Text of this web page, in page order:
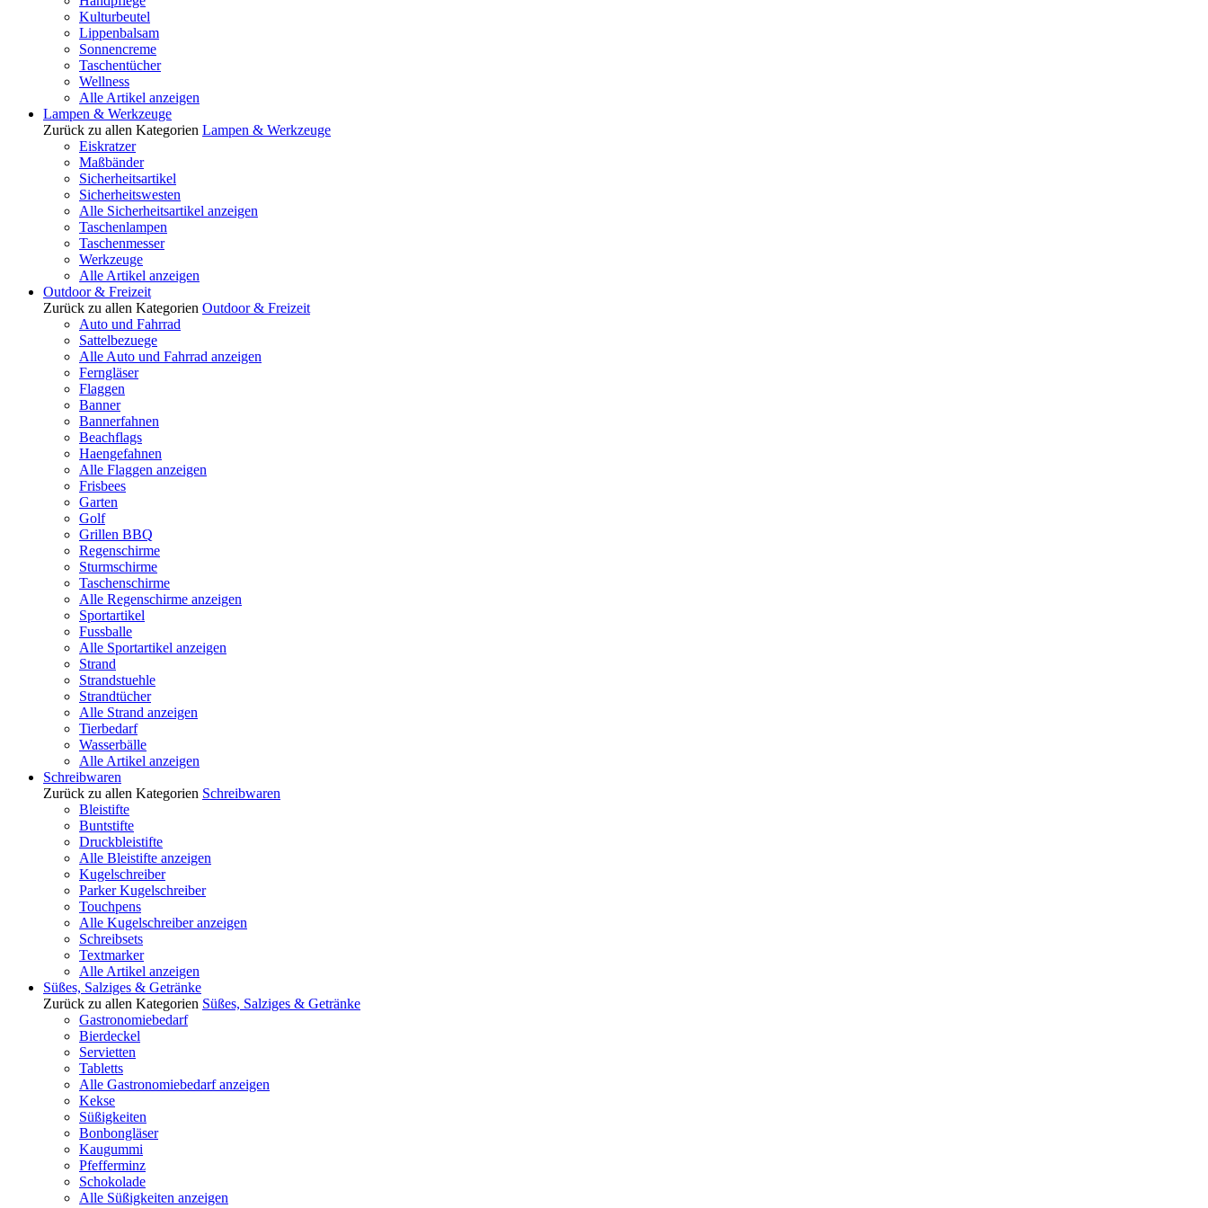
Kulturbeutel
Lippenbalsam
Sonnencreme
Taschentücher
Wellness
Alle Artikel anzeigen
Lampen & Werkzeuge
Zurück zu allen Kategorien Lampen & Werkzeuge
Eiskratzer
Maßbänder
Sicherheitsartikel
Sicherheitswesten
Alle Sicherheitsartikel anzeigen
Taschenlampen
Taschenmesser
Werkzeuge
Alle Artikel anzeigen
Outdoor & Freizeit
Zurück zu allen Kategorien Outdoor & Freizeit
Auto und Fahrrad
Sattelbezuege
Alle Auto und Fahrrad anzeigen
Ferngläser
Flaggen
Banner
Bannerfahnen
Beachflags
Haengefahnen
Alle Flaggen anzeigen
Frisbees
Garten
Golf
Grillen BBQ
Regenschirme
Sturmschirme
Taschenschirme
Alle Regenschirme anzeigen
Sportartikel
Fussballe
Alle Sportartikel anzeigen
Strand
Strandstuehle
Strandtücher
Alle Strand anzeigen
Tierbedarf
Wasserbälle
Alle Artikel anzeigen
Schreibwaren
Zurück zu allen Kategorien Schreibwaren
Bleistifte
Buntstifte
Druckbleistifte
Alle Bleistifte anzeigen
Kugelschreiber
Parker Kugelschreiber
Touchpens
Alle Kugelschreiber anzeigen
Schreibsets
Textmarker
Alle Artikel anzeigen
Süßes, Salziges & Getränke
Zurück zu allen Kategorien Süßes, Salziges & Getränke
Gastronomiebedarf
Bierdeckel
Servietten
Tabletts
Alle Gastronomiebedarf anzeigen
Kekse
Süßigkeiten
Bonbongläser
Kaugummi
Pfefferminz
Schokolade
Alle Süßigkeiten anzeigen